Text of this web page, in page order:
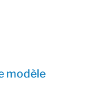
modèle